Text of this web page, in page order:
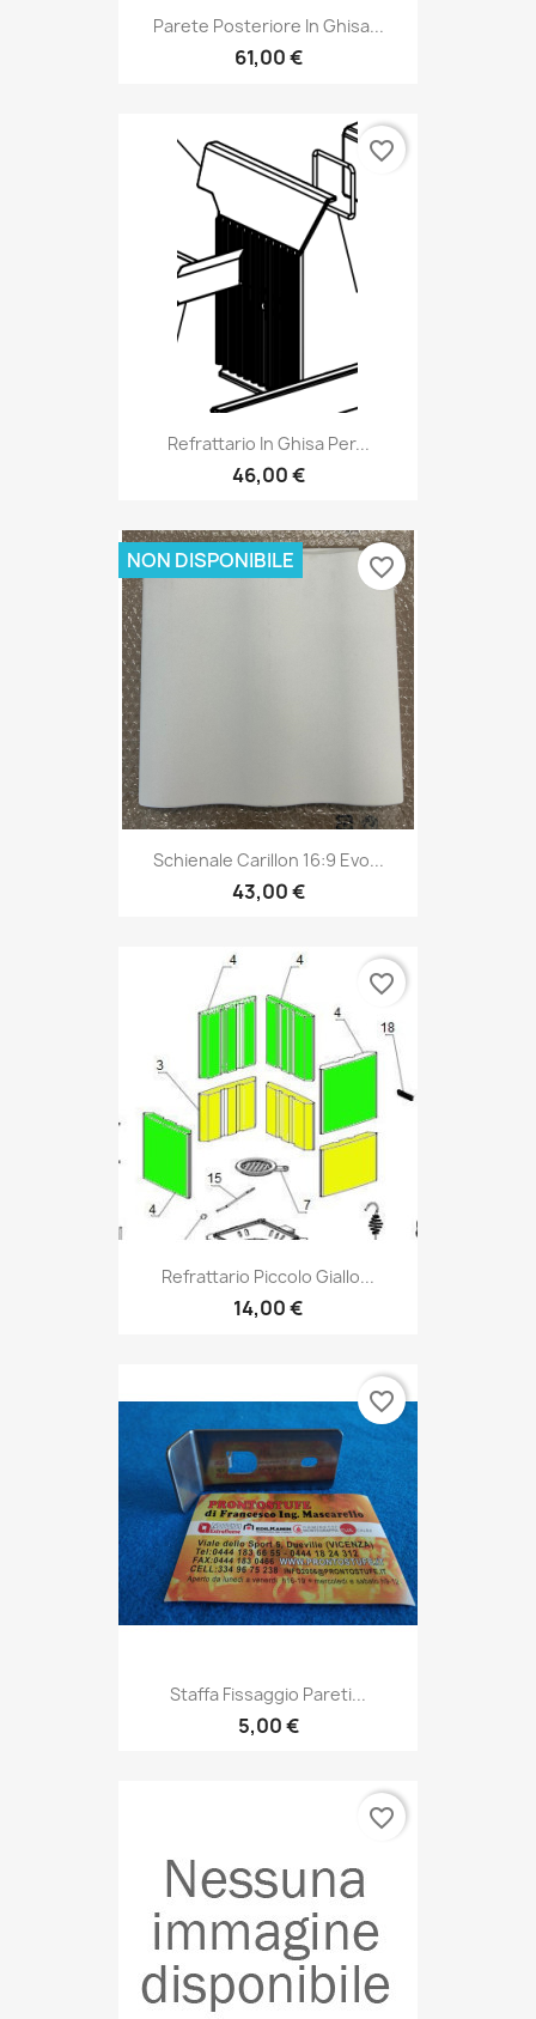
Parete Posteriore In Ghisa...
61,00 €
Refrattario In Ghisa Per...
46,00 €
favorite_border
Schienale Carillon 16:9 Evo...
43,00 €
NON DISPONIBILE favorite_border
Refrattario Piccolo Giallo...
14,00 €
favorite_border
Staffa Fissaggio Pareti...
5,00 €
favorite_border
favorite_border